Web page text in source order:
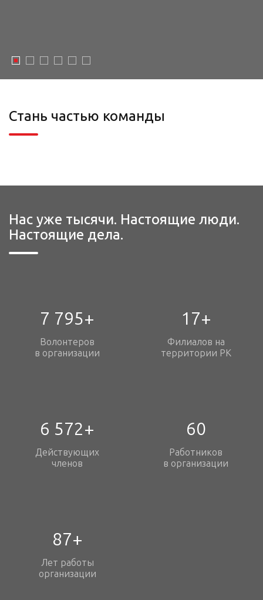
Стань частью команды
Нас уже тысячи. Настоящие люди.
Настоящие дела.
7 795+
Волонтеров
в организации
17+
Филиалов на
территории РК
6 572+
Действующих
членов
60
Работников
в организации
87+
Лет работы
организации